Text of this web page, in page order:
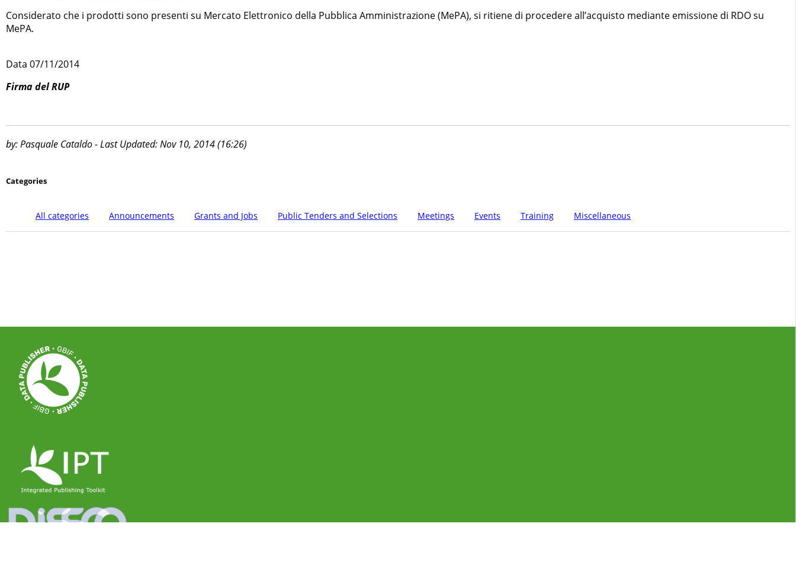
Considerato che i prodotti sono presenti su Mercato Elettronico della Pubblica Amministrazione (MePA), si ritiene di procedere all’acquisto mediante emissione di RDO su
MePA.
Data 07/11/2014
Firma del RUP
by: Pasquale Cataldo - Last Updated: Nov 10, 2014 (16:26)
Categories
All categories Announcements Grants and Jobs Public Tenders and Selections Meetings Events Training Miscellaneous